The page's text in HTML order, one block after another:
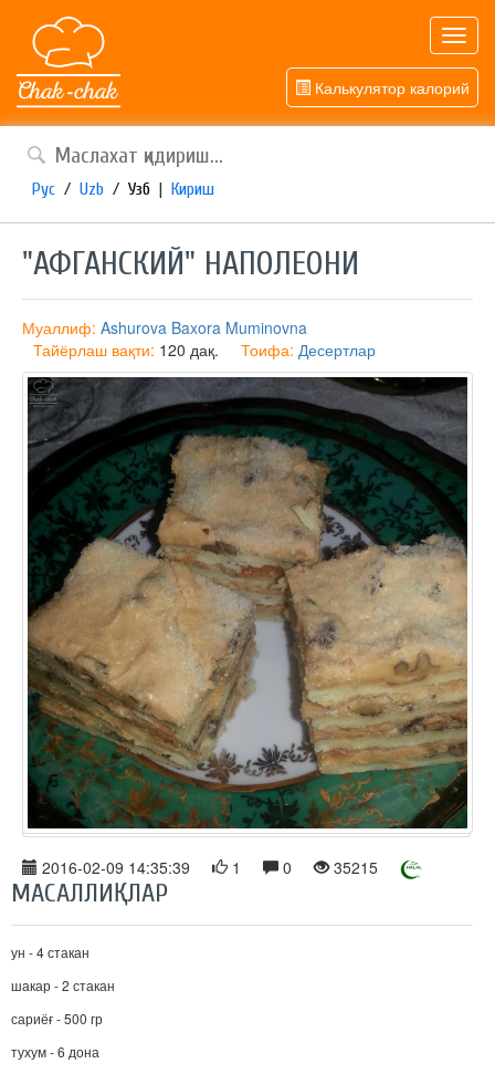
Калькулятор калорий
Рус / Uzb / Узб | Кириш
"АФГАНСКИЙ" НАПОЛЕОНИ
Муаллиф: Ashurova Baxora Muminovna
Тайёрлаш вақти: 120 дақ. Тоифа: Десертлар
2016-02-09 14:35:39 1 0 35215
МАСАЛЛИҚЛАР
ун - 4 стакан
шакар - 2 стакан
сариёғ - 500 гр
тухум - 6 дона